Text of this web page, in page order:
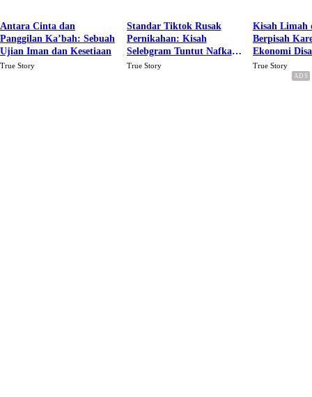
Antara Cinta dan
Panggilan Ka’bah: Sebuah
Ujian Iman dan Kesetiaan
True Story
Standar Tiktok Rusak
Pernikahan: Kisah
Selebgram Tuntut Nafkah
Rp.15 Juta Perbulan
True Story
Kisah Limah
Berpisah
Ekonomi
Karena Cinta
True Story